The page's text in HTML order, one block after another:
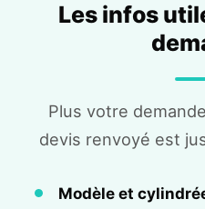
Les infos
Plus votre
devis renvoyé est
Modèle et